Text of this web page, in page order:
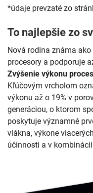
*údaje prevzaté zo
To najlepšie zo
Nová rodina známa
procesory a podporuje
Zvýšenie výkonu
Kľúčovým vrcholom
výkonu až o 19% v
generáciou, o ktorom
poskytuje významné
vlákna, výkone
účinnosti a v